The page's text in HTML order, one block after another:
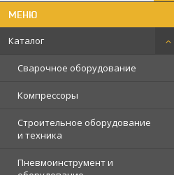
Каталог
Сварочное оборудование
Компрессоры
Строительное оборудование
и техника
Пневмоинструмент и